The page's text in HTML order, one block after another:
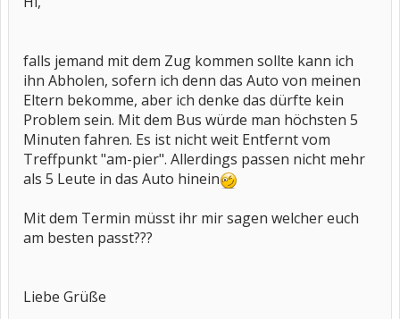
falls jemand mit dem Zug kommen sollte kann ich
ihn Abholen, sofern ich denn das Auto von meinen
Eltern bekomme, aber ich denke das dürfte kein
Problem sein. Mit dem Bus würde man höchsten 5
Minuten fahren. Es ist nicht weit Entfernt vom
Treffpunkt "am-pier". Allerdings passen nicht mehr
als 5 Leute in das Auto hinein
Mit dem Termin müsst ihr mir sagen welcher euch
am besten passt???
Liebe Grüße